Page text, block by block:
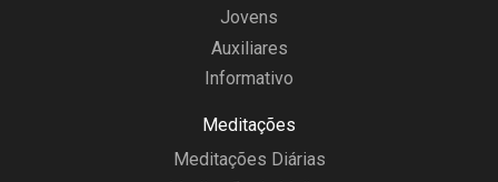
Jovens
Auxiliares
Informativo
Meditações
Meditações Diárias